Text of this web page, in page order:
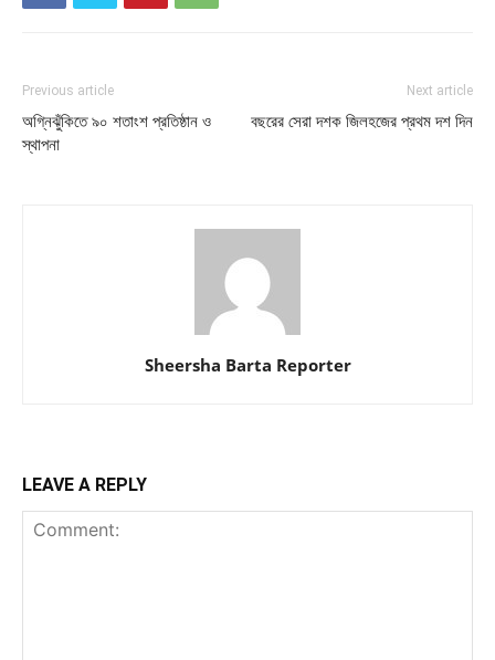
Previous article
অগ্নিঝুঁকিতে ৯০ শতাংশ প্রতিষ্ঠান ও
স্থাপনা
Next article
বছরের সেরা দশক জিলহজের প্রথম দশ দিন
Sheersha Barta Reporter
LEAVE A REPLY